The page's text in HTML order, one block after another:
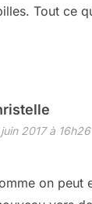
Tout ce
juin 2017 à 16h26
on peut